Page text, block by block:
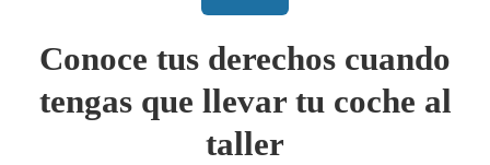
Conoce tus derechos cuando
tengas que llevar tu coche al
taller